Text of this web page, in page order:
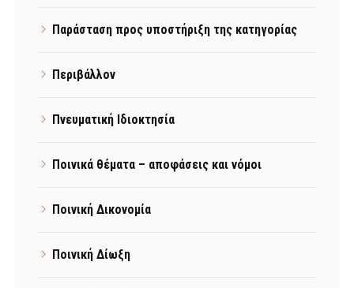
Παράσταση προς υποστήριξη της κατηγορίας
Περιβάλλον
Πνευματική Ιδιοκτησία
Ποινικά θέματα – αποφάσεις και νόμοι
Ποινική Δικονομία
Ποινική Δίωξη